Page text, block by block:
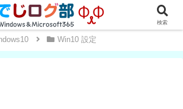
者～中級者向け★操作方法や便利な小技を学ぼう
Win10 設定
検索